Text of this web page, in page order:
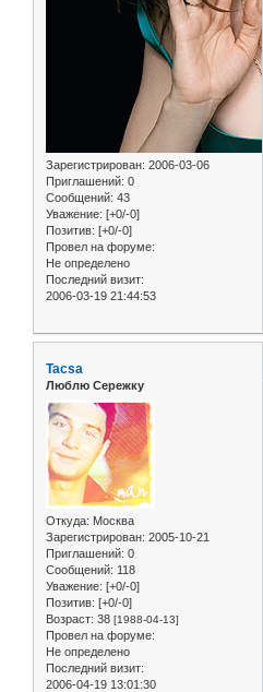
Зарегистрирован: 2006-03-06
Приглашений: 0
Сообщений: 43
Уважение: [+0/-0]
Позитив: [+0/-0]
Провел на форуме:
Не определено
Последний визит:
2006-03-19 21:44:53
Tacsa
Люблю Сережку
Откуда: Москва
Зарегистрирован: 2005-10-21
Приглашений: 0
Сообщений: 118
Уважение: [+0/-0]
Позитив: [+0/-0]
Возраст: 38 [1988-04-13]
Провел на форуме:
Не определено
Последний визит:
2006-04-19 13:01:30